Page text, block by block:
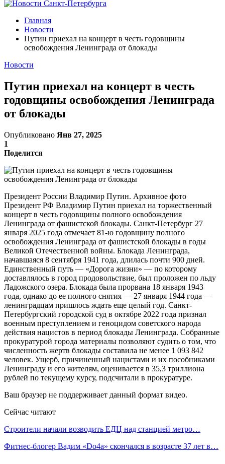
Главная
Новости
Путин приехал на концерт в честь годовщины
освобождения Ленинграда от блокады
Новости
Путин приехал на концерт в честь
годовщины освобождения Ленинграда
от блокады
Опубликовано Янв 27, 2025
1
Поделится
Президент России Владимир Путин. Архивное фото
Президент РФ Владимир Путин приехал на торжественный
концерт в честь годовщины полного освобождения
Ленинграда от фашистской блокады. Санкт-Петербург 27
января 2025 года отмечает 81-ю годовщину полного
освобождения Ленинграда от фашистской блокады в годы
Великой Отечественной войны. Блокада Ленинграда,
начавшаяся 8 сентября 1941 года, длилась почти 900 дней.
Единственный путь — «Дорога жизни» — по которому
доставлялось в город продовольствие, был проложен по льду
Ладожского озера. Блокада была прорвана 18 января 1943
года, однако до ее полного снятия — 27 января 1944 года —
ленинградцам пришлось ждать еще целый год. Санкт-
Петербургский городской суд в октябре 2022 года признал
военным преступлением и геноцидом советского народа
действия нацистов в период блокады Ленинграда. Собранные
прокуратурой города материалы позволяют судить о том, что
численность жертв блокады составила не менее 1 093 842
человек. Ущерб, причиненный нацистами и их пособниками
Ленинграду и его жителям, оценивается в 35,3 триллиона
рублей по текущему курсу, подсчитали в прокуратуре.
Ваш браузер не поддерживает данный формат видео.
Сейчас читают
Строители начали возводить ЕДЦ над станцией метро…
Фитнес-блогер Вадим «Do4a» скончался в возрасте 37 лет в…